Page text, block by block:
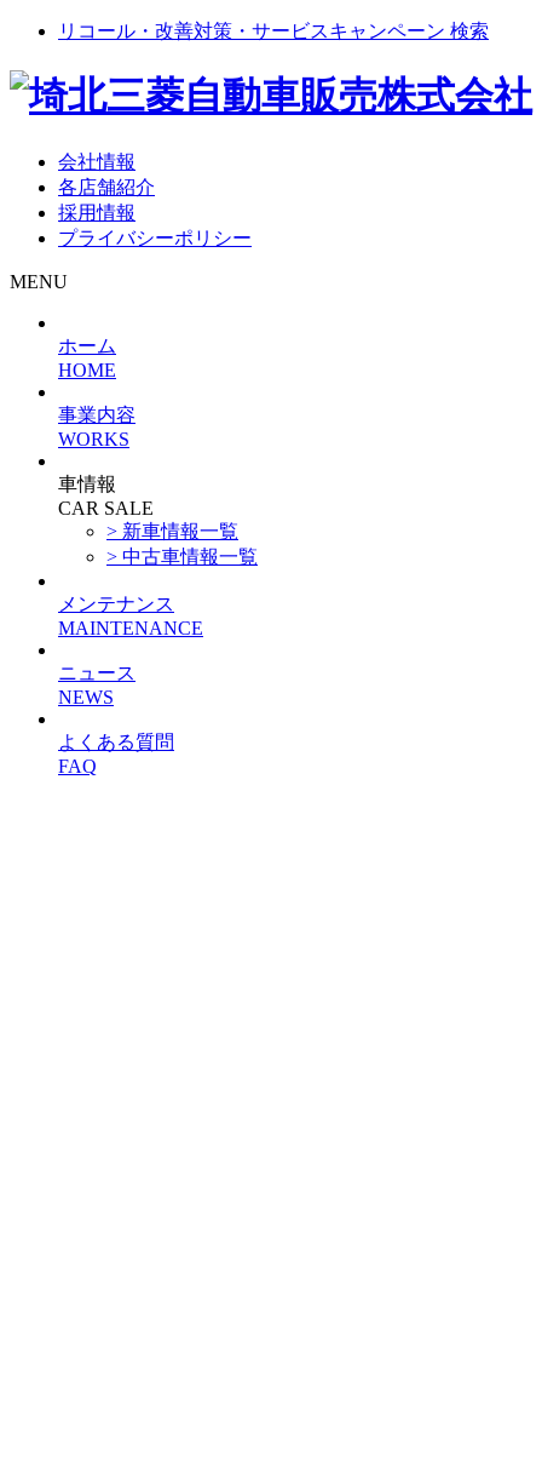
リコール・改善対策・サービスキャンペーン 検索
会社情報
各店舗紹介
採用情報
プライバシーポリシー
MENU
ホーム
HOME
事業内容
WORKS
車情報
CAR SALE
> 新車情報一覧
> 中古車情報一覧
メンテナンス
MAINTENANCE
ニュース
NEWS
よくある質問
FAQ